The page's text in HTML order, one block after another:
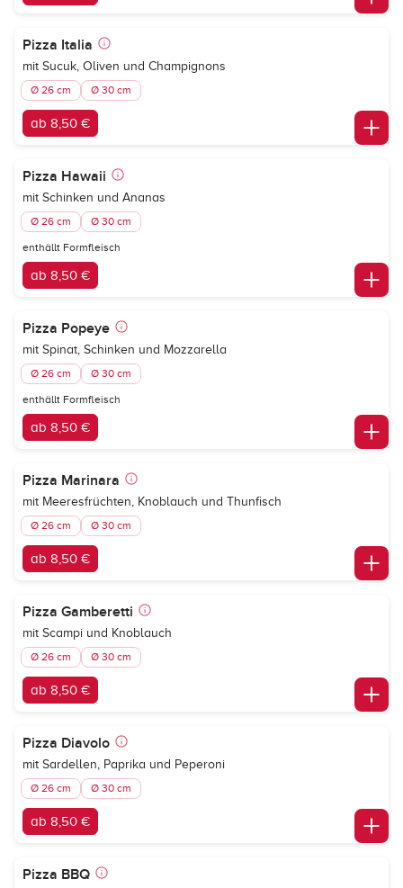
Pizza Italia
mit Sucuk, Oliven und Champignons
Ø 26 cm Ø 30 cm
ab 8,50 €
Pizza Hawaii
mit Schinken und Ananas
Ø 26 cm Ø 30 cm
enthällt Formfleisch
ab 8,50 €
Pizza Popeye
mit Spinat, Schinken und Mozzarella
Ø 26 cm Ø 30 cm
enthällt Formfleisch
ab 8,50 €
Pizza Marinara
mit Meeresfrüchten, Knoblauch und Thunfisch
Ø 26 cm Ø 30 cm
ab 8,50 €
Pizza Gamberetti
mit Scampi und Knoblauch
Ø 26 cm Ø 30 cm
ab 8,50 €
Pizza Diavolo
mit Sardellen, Paprika und Peperoni
Ø 26 cm Ø 30 cm
ab 8,50 €
Pizza BBQ